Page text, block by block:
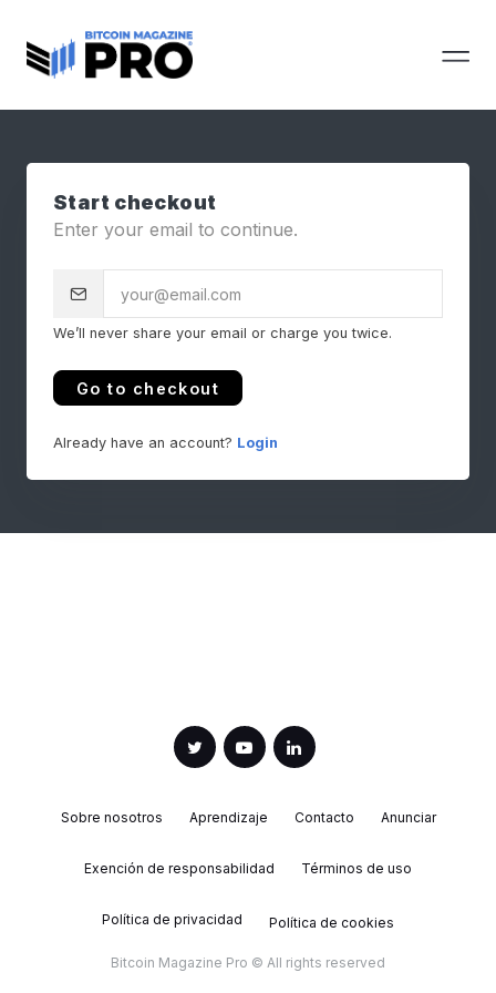
Start checkout
Enter your email to continue.
We’ll never share your email or charge you twice.
Go to checkout
Already have an account? Login
Sobre nosotros Aprendizaje Contacto Anunciar
Exención de responsabilidad Términos de uso
Política de privacidad Política de cookies
Bitcoin Magazine Pro © All rights reserved